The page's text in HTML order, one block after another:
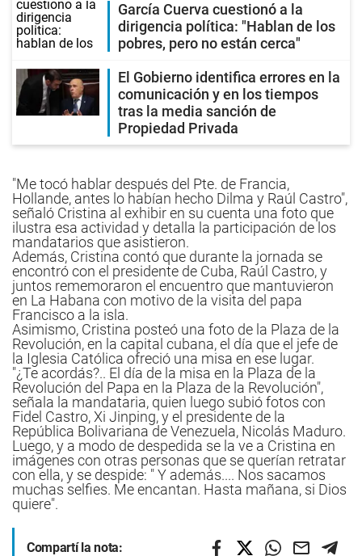
García Cuerva cuestionó a la
dirigencia política: "Hablan de los
pobres, pero no están cerca"
El Gobierno identifica errores en la
comunicación y en los tiempos
tras la media sanción de
Propiedad Privada
"Me tocó hablar después del Pte. de Francia,
Hollande, antes lo habían hecho Dilma y Raúl Castro",
señaló Cristina al exhibir en su cuenta una foto que
ilustra esa actividad y detalla la participación de los
mandatarios que asistieron.
Además, Cristina contó que durante la jornada se
encontró con el presidente de Cuba, Raúl Castro, y
juntos rememoraron el encuentro que mantuvieron
en La Habana con motivo de la visita del papa
Francisco a la isla.
Asimismo, Cristina posteó una foto de la Plaza de la
Revolución, en la capital cubana, el día que el jefe de
la Iglesia Católica ofreció una misa en ese lugar.
"¿Te acordás?.. El día de la misa en la Plaza de la
Revolución del Papa en la Plaza de la Revolución",
señala la mandataria, quien luego subió fotos con
Fidel Castro, Xi Jinping, y el presidente de la
República Bolivariana de Venezuela, Nicolás Maduro.
Luego, y a modo de despedida se la ve a Cristina en
imágenes con otras personas que se querían retratar
con ella, y se despide: " Y además.... Nos sacamos
muchas selfies. Me encantan. Hasta mañana, si Dios
quiere".
Compartí la nota: